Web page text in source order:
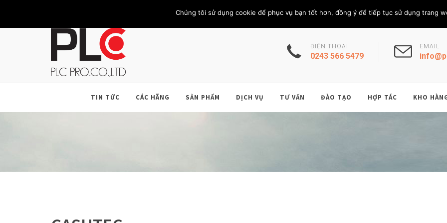
KHÁCH HÀNG LIÊN HỆ THÀNH VIÊN Chủ Nhật, 9/8/
ĐIỆN THOẠI
0243 566 5479
EMAIL
TIN TỨC CÁC HÃNG SẢN PHẨM DỊCH VỤ TƯ VẤN ĐÀO TẠO HỢP TÁC KHO
Chúng tôi sử dụng cookie để phục vụ bạn tốt hơn, đồng ý để tiếp tục sử dụng trang